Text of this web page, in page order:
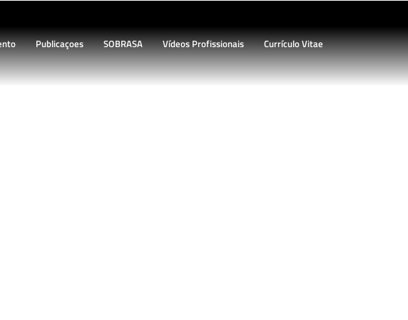
Publicaçoes SOBRASA Vídeos Profissionais Currículo Vitae